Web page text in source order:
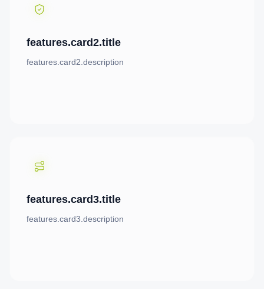
features.card2.title
features.card2.description
features.card3.title
features.card3.description